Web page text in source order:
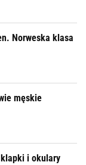
Norweska klasa
męskie
i okulary